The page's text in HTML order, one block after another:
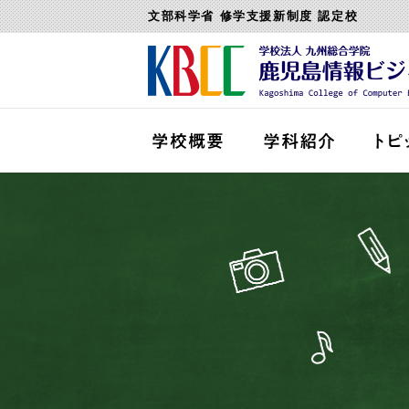
文部科学省 修学支援新制度 認定校